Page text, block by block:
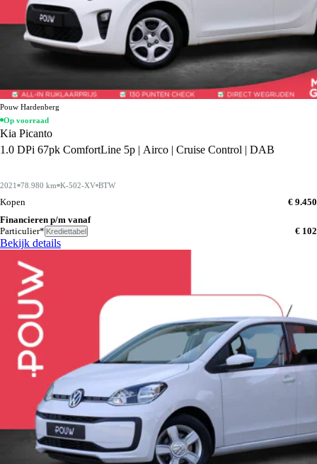
Pouw Hardenberg
Op voorraad
Kia Picanto
1.0 DPi 67pk ComfortLine 5p | Airco | Cruise Control | DAB
2021 78.980 km K-502-XV BTW
Kopen
€ 9.450
Financieren p/m vanaf
Particulier* Krediettabel € 102
Bekijk details